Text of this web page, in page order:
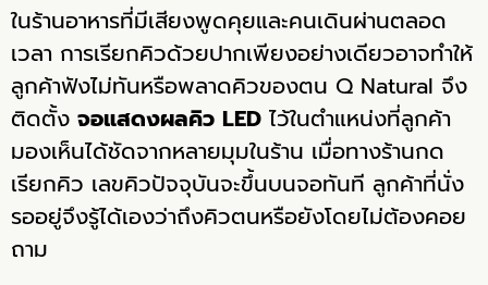
ในร้านอาหารที่มีเสียงพูดคุยและคนเดินผ่านตลอด
เวลา การเรียกคิวด้วยปากเพียงอย่างเดียวอาจทำให้
ลูกค้าฟังไม่ทันหรือพลาดคิวของตน Q Natural จึง
ติดตั้ง จอแสดงผลคิว LED ไว้ในตำแหน่งที่ลูกค้า
มองเห็นได้ชัดจากหลายมุมในร้าน เมื่อทางร้านกด
เรียกคิว เลขคิวปัจจุบันจะขึ้นบนจอทันที ลูกค้าที่นั่ง
รออยู่จึงรู้ได้เองว่าถึงคิวตนหรือยังโดยไม่ต้องคอย
ถาม